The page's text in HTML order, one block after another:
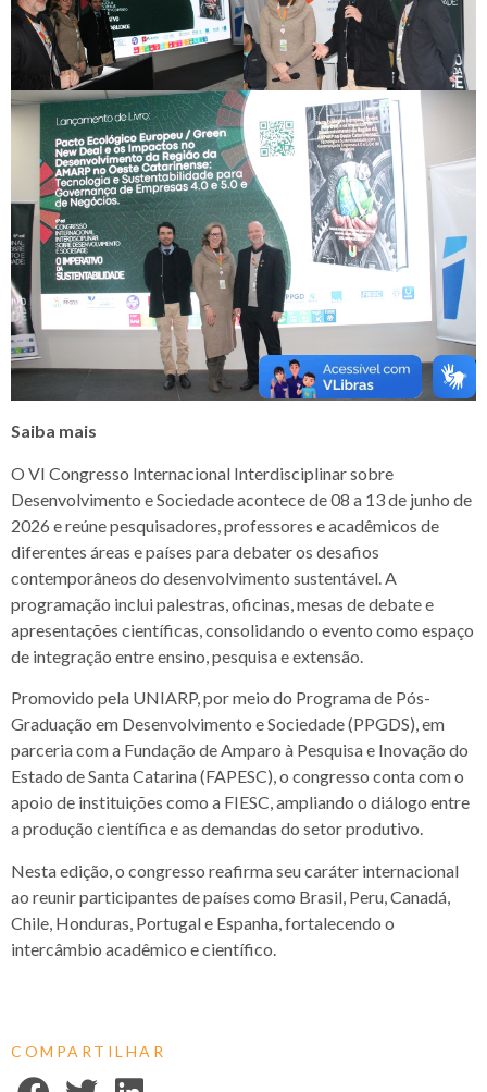
Saiba mais
O VI Congresso Internacional Interdisciplinar sobre
Desenvolvimento e Sociedade acontece de 08 a 13 de junho de
2026 e reúne pesquisadores, professores e acadêmicos de
diferentes áreas e países para debater os desafios
contemporâneos do desenvolvimento sustentável. A
programação inclui palestras, oficinas, mesas de debate e
apresentações científicas, consolidando o evento como espaço
de integração entre ensino, pesquisa e extensão.
Promovido pela UNIARP, por meio do Programa de Pós-
Graduação em Desenvolvimento e Sociedade (PPGDS), em
parceria com a Fundação de Amparo à Pesquisa e Inovação do
Estado de Santa Catarina (FAPESC), o congresso conta com o
apoio de instituições como a FIESC, ampliando o diálogo entre
a produção científica e as demandas do setor produtivo.
Nesta edição, o congresso reafirma seu caráter internacional
ao reunir participantes de países como Brasil, Peru, Canadá,
Chile, Honduras, Portugal e Espanha, fortalecendo o
intercâmbio acadêmico e científico.
COMPARTILHAR